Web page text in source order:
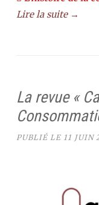
Lire la suite →
La revue «
PUBLIÉ LE 11 JUIN